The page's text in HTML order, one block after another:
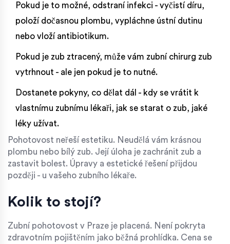
Pokud je to možné, odstraní infekci - vyčistí díru,
položí dočasnou plombu, vypláchne ústní dutinu
nebo vloží antibiotikum.
Pokud je zub ztracený, může vám zubní chirurg zub
vytrhnout - ale jen pokud je to nutné.
Dostanete pokyny, co dělat dál - kdy se vrátit k
vlastnímu zubnímu lékaři, jak se starat o zub, jaké
léky užívat.
Pohotovost neřeší estetiku. Neudělá vám krásnou
plombu nebo bílý zub. Její úloha je zachránit zub a
zastavit bolest. Úpravy a estetické řešení přijdou
později - u vašeho zubního lékaře.
Kolik to stojí?
Zubní pohotovost v Praze je placená. Není pokryta
zdravotním pojištěním jako běžná prohlídka. Cena se